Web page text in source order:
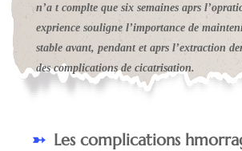
n’a t complte que six semaines aprs
exprience souligne l’importance de
stable avant, pendant et aprs l’extraction
des complications de cicatrisation.
Les complications